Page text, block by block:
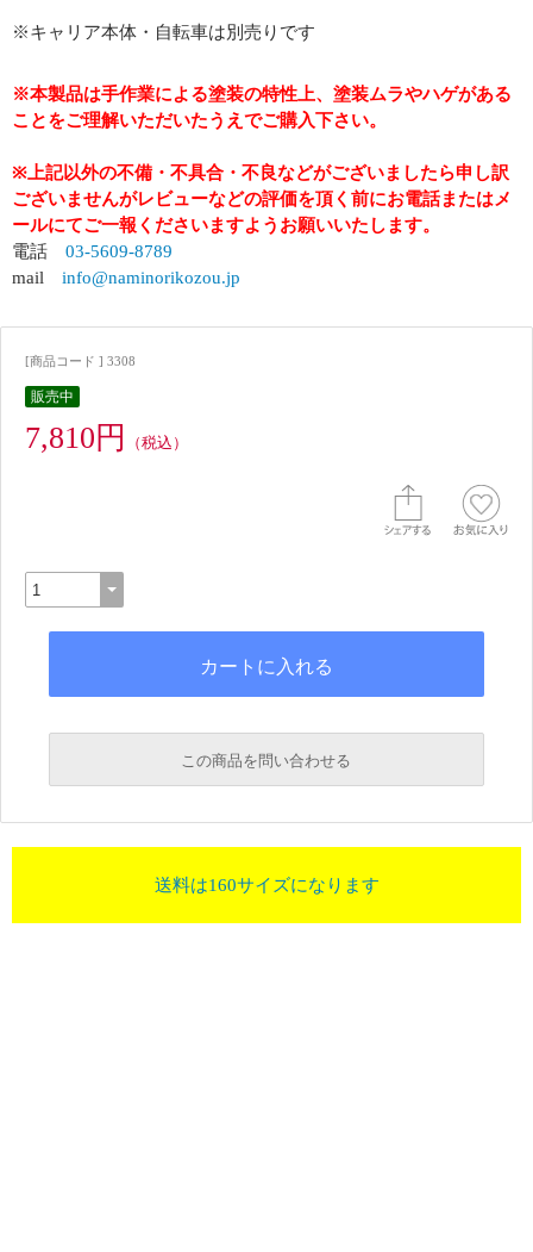
※キャリア本体・自転車は別売りです
※本製品は手作業による塗装の特性上、塗装ムラやハゲがある
ことをご理解いただいたうえでご購入下さい。
※上記以外の不備・不具合・不良などがございましたら申し訳
ございませんがレビューなどの評価を頂く前にお電話またはメ
ールにてご一報くださいますようお願いいたします。
電話 03-5609-8789
mail info@naminorikozou.jp
[商品コード ] 3308
販売中
7,810円 （税込）
この商品を問い合わせる
送料は160サイズになります